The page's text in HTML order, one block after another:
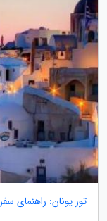
تور یونان: راهنمای